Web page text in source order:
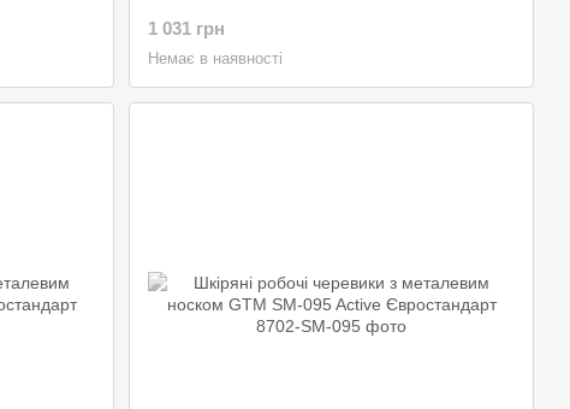
1 031 грн
Немає в наявності